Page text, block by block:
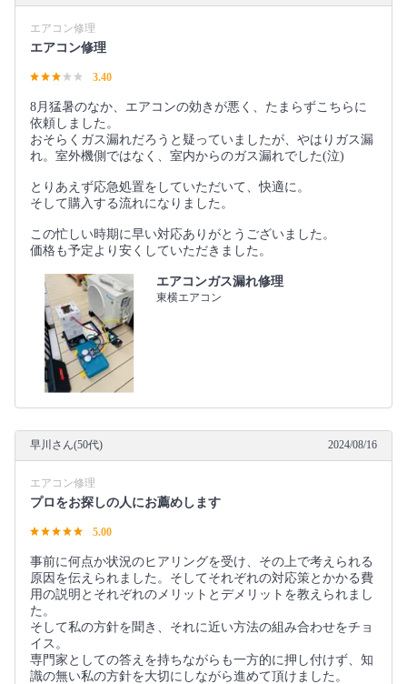
エアコン修理
エアコン修理
3.40
8月猛暑のなか、エアコンの効きが悪く、たまらずこちらに
依頼しました。
おそらくガス漏れだろうと疑っていましたが、やはりガス漏
れ。室外機側ではなく、室内からのガス漏れでした(泣)
とりあえず応急処置をしていただいて、快適に。
そして購入する流れになりました。
この忙しい時期に早い対応ありがとうございました。
価格も予定より安くしていただきました。
エアコンガス漏れ修理
東横エアコン
早川さん(50代) 2024/08/16
エアコン修理
プロをお探しの人にお薦めします
5.00
事前に何点か状況のヒアリングを受け、その上で考えられる
原因を伝えられました。そしてそれぞれの対応策とかかる費
用の説明とそれぞれのメリットとデメリットを教えられまし
た。
そして私の方針を聞き、それに近い方法の組み合わせをチョ
イス。
専門家としての答えを持ちながらも一方的に押し付けず、知
識の無い私の方針を大切にしながら進めて頂けました。